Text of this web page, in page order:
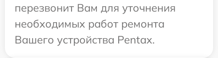
перезвонит Вам для уточнения
необходимых работ ремонта
Вашего устройства Pentax.